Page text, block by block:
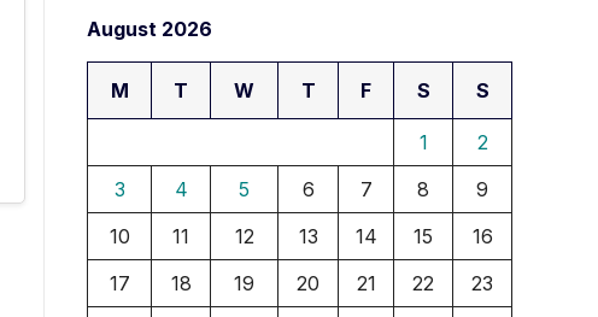
August 2026
M T W T F S S
1
2
3
4 5 6 7 8
9
10
11 12 13 14 15
16
17
18 19 20 21 22
23